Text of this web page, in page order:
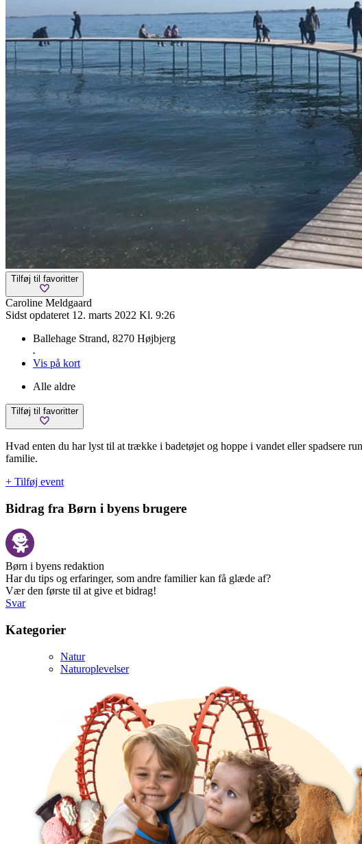
Tilføj til favoritter
Caroline Meldgaard
Sidst opdateret 12. marts 2022 Kl. 9:26
Ballehage Strand, 8270 Højbjerg
Vis på kort
Alle aldre
Tilføj til favoritter
Hvad enten du har lyst til at trække i badetøjet og hoppe i vandet eller spadsere
familie.
+ Tilføj event
Bidrag fra Børn i byens brugere
Børn i byens redaktion
Har du tips og erfaringer, som andre familier kan få glæde af?
Vær den første til at give et bidrag!
Svar
Kategorier
Natur
Naturoplevelser